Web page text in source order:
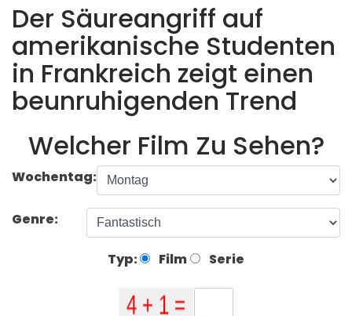
Der Säureangriff auf
amerikanische Studenten
in Frankreich zeigt einen
beunruhigenden Trend
Welcher Film Zu Sehen?
Wochentag:
Genre:
Typ: Film Serie